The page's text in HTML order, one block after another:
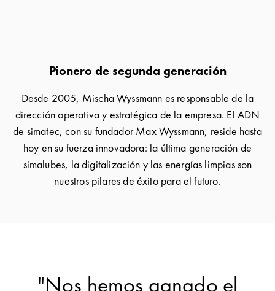
Pionero de segunda generación
Desde 2005, Mischa Wyssmann es responsable de la
dirección operativa y estratégica de la empresa. El ADN
de simatec, con su fundador Max Wyssmann, reside hasta
hoy en su fuerza innovadora: la última generación de
simalubes, la digitalización y las energías limpias son
nuestros pilares de éxito para el futuro.
"Nos hemos ganado el